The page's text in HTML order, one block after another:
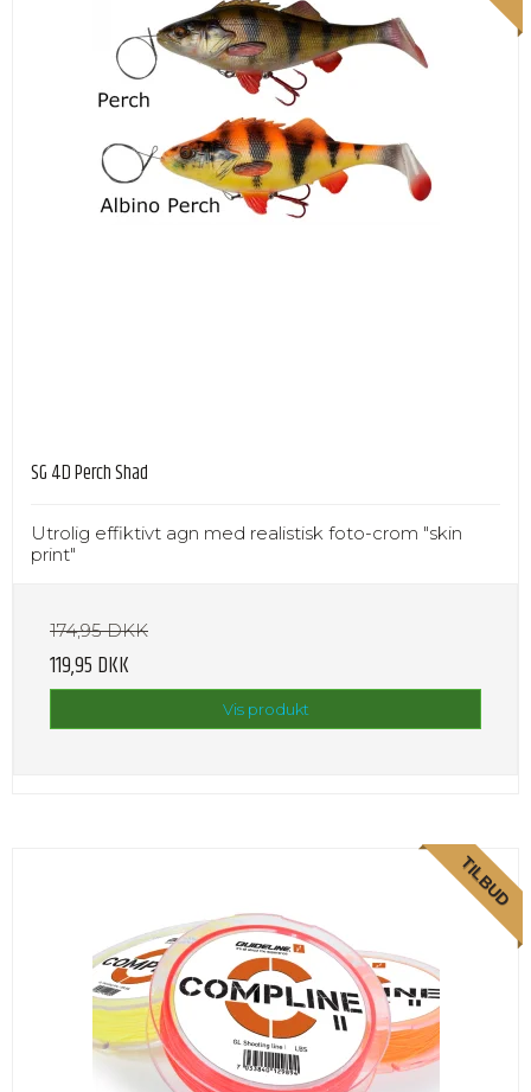
SG 4D Perch Shad
Utrolig effiktivt agn med realistisk foto-crom "skin
print"
174,95 DKK
119,95 DKK
Vis produkt
TILBUD